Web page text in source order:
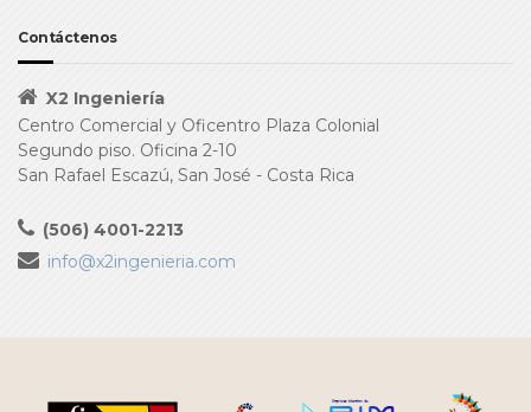
Contáctenos
X2 Ingeniería
Centro Comercial y Oficentro Plaza Colonial
Segundo piso. Oficina 2-10
San Rafael Escazú, San José - Costa Rica
(506) 4001-2213
info@x2ingenieria.com